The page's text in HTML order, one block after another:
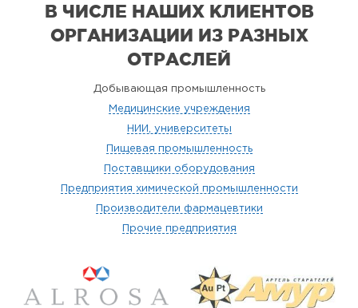
В ЧИСЛЕ НАШИХ КЛИЕНТОВ
ОРГАНИЗАЦИИ ИЗ РАЗНЫХ
ОТРАСЛЕЙ
Добывающая промышленность
Медицинские учреждения
НИИ, университеты
Пищевая промышленность
Поставщики оборудования
Предприятия химической промышленности
Производители фармацевтики
Прочие предприятия